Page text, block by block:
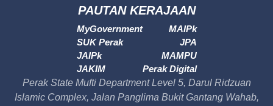
PAUTAN KERAJAAN
MyGovernment
SUK Perak
JAIPk
JAKIM
MAIPk
JPA
MAMPU
Perak Digital
Perak State Mufti Department Level 5, Darul Ridzuan
Islamic Complex, Jalan Panglima Bukit Gantang Wahab,